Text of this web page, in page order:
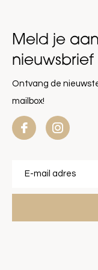
Meld je
nieuwsbrief
Ontvang de
mailbox!